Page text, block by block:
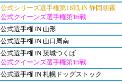
公式シリーズ選手権第18戦 IN 静岡朝霧
公式クイーンズ選手権第16戦
公式選手権 IN 山形
公式選手権 IN 山口周南
公式選手権 IN 茨城つくば
公式クイーンズ選手権第15戦
公式選手権 IN 札幌ドッグストック